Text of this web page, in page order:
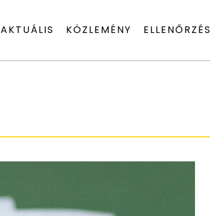
AKTUÁLIS KÖZLEMÉNY ELLENŐRZÉS